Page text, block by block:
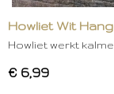
Howliet Wit
Howliet werkt
€ 6,99